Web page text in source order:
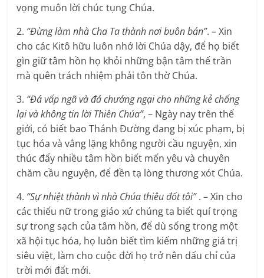
vọng muôn lời chúc tụng Chúa.
2. “Đừng làm nhà Cha Ta thành nơi buôn bán”. – Xin
cho các Kitô hữu luôn nhớ lời Chúa dậy, để họ biết
gìn giữ tâm hồn họ khỏi những bận tâm thế trần
mà quên trách nhiệm phải tôn thờ Chúa.
3. “Đá vấp ngã và đá chướng ngại cho những kẻ chống
lại và không tin lời Thiên Chúa”, – Ngày nay trên thế
giới, có biết bao Thánh Đường đang bị xúc phạm, bị
tục hóa và vắng lặng không người cầu nguyện, xin
thúc đẩy nhiều tâm hồn biết mến yêu và chuyên
chăm cầu nguyện, để đền tạ lòng thương xót Chúa.
4. “Sự nhiệt thành vì nhà Chúa thiêu đốt tôi”. – Xin cho
các thiếu nữ trong giáo xứ chúng ta biết quí trọng
sự trong sạch của tâm hồn, để dù sống trong một
xã hội tục hóa, họ luôn biết tìm kiếm những giá trị
siêu việt, làm cho cuộc đời họ trở nên dấu chỉ của
trời mới đất mới.